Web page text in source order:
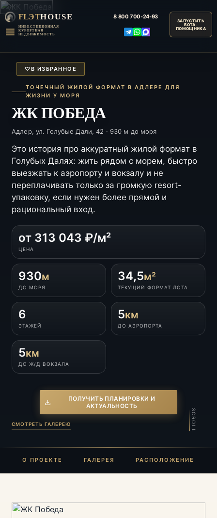
FLЭTHOUSE
ИНВЕСТИЦИОННАЯ
КУРОРТНАЯ
НЕДВИЖИМОСТЬ
8 800 700-24-93
SCROLL
♡В ИЗБРАННОЕ
ТОЧЕЧНЫЙ ЖИЛОЙ ФОРМАТ В АДЛЕРЕ ДЛЯ
ЖИЗНИ У МОРЯ
ЖК ПОБЕДА
Адлер, ул. Голубые Дали, 42 · 930 м до моря
Это история про аккуратный жилой формат в
Голубых Далях: жить рядом с морем, быстро
выезжать к аэропорту и вокзалу и не
переплачивать только за громкую resort-
упаковку, если нужен более прямой и
рациональный вход.
от 313 043 ₽/м²
ЦЕНА
930м
ДО МОРЯ
34,5м²
ТЕКУЩИЙ ФОРМАТ ЛОТА
6
ЭТАЖЕЙ
5км
ДО АЭРОПОРТА
5км
ДО Ж/Д ВОКЗАЛА
ПОЛУЧИТЬ ПЛАНИРОВКИ И
АКТУАЛЬНОСТЬ
СМОТРЕТЬ ГАЛЕРЕЮ
О ПРОЕКТЕ ГАЛЕРЕЯ РАСПОЛОЖЕНИЕ